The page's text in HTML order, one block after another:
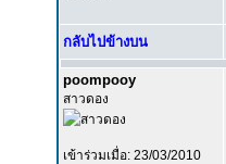
กลับไปข้างบน
poompooy
สาวดอง
เข้าร่วมเมื่อ: 23/03/2010